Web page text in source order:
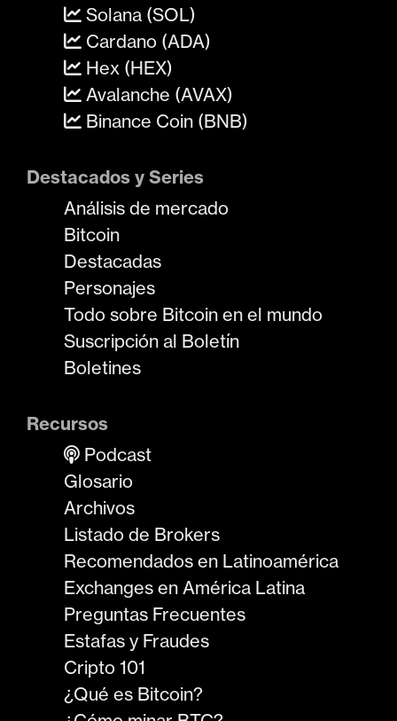
Solana (SOL)
Cardano (ADA)
Hex (HEX)
Avalanche (AVAX)
Binance Coin (BNB)
Destacados y Series
Análisis de mercado
Bitcoin
Destacadas
Personajes
Todo sobre Bitcoin en el mundo
Suscripción al Boletín
Boletines
Recursos
Podcast
Glosario
Archivos
Listado de Brokers
Recomendados en Latinoamérica
Exchanges en América Latina
Preguntas Frecuentes
Estafas y Fraudes
Cripto 101
¿Qué es Bitcoin?